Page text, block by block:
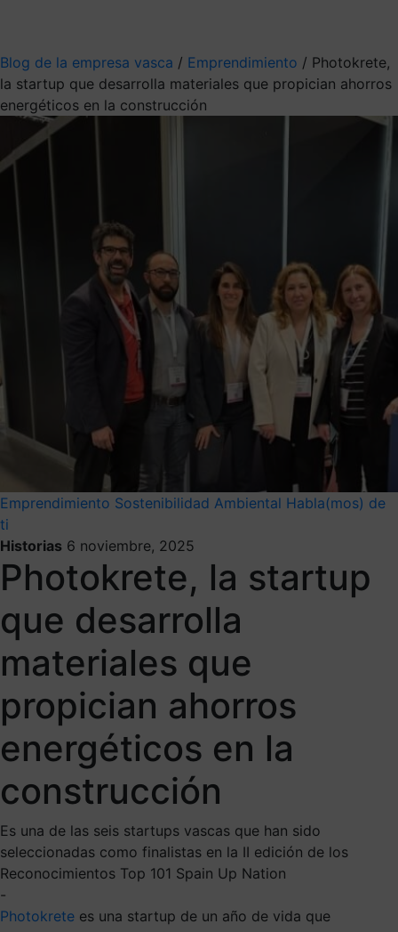
Blog de la empresa vasca / Emprendimiento / Photokrete,
la startup que desarrolla materiales que propician ahorros
energéticos en la construcción
Emprendimiento Sostenibilidad Ambiental Habla(mos) de
ti
Historias 6 noviembre, 2025
Photokrete, la startup
que desarrolla
materiales que
propician ahorros
energéticos en la
construcción
Es una de las seis startups vascas que han sido
seleccionadas como finalistas en la II edición de los
Reconocimientos Top 101 Spain Up Nation
-
Photokrete es una startup de un año de vida que